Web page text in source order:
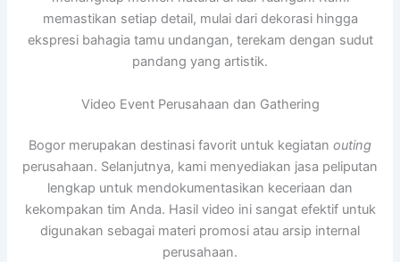
memastikan setiap detail, mulai dari dekorasi hingga
ekspresi bahagia tamu undangan, terekam dengan sudut
pandang yang artistik.
Video Event Perusahaan dan Gathering
Bogor merupakan destinasi favorit untuk kegiatan outing
perusahaan. Selanjutnya, kami menyediakan jasa peliputan
lengkap untuk mendokumentasikan keceriaan dan
kekompakan tim Anda. Hasil video ini sangat efektif untuk
digunakan sebagai materi promosi atau arsip internal
perusahaan.